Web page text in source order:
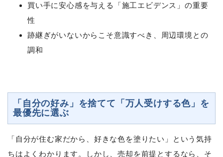
買い手に安心感を与える「施工エビデンス」の重要
性
跡継ぎがいないからこそ意識すべき、周辺環境との
調和
「自分の好み」を捨てて「万人受けする色」を
最優先に選ぶ
「自分が住む家だから、好きな色を塗りたい」という気持
ちはよくわかります。しかし、売却を前提とするなら、そ